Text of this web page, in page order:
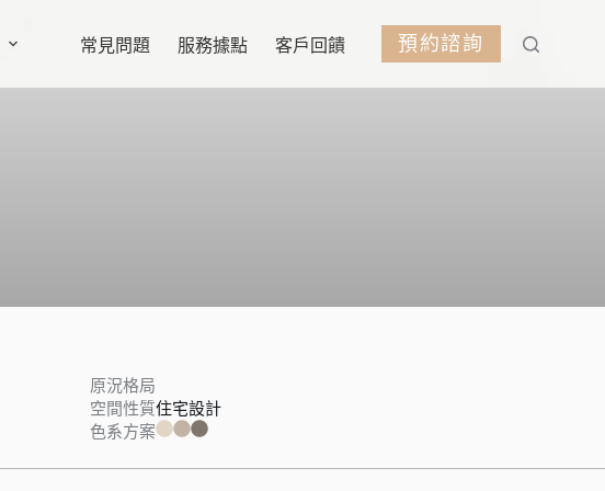
常見問題 服務據點 客戶回饋 預約諮詢
原況格局
空間性質住宅設計
色系方案